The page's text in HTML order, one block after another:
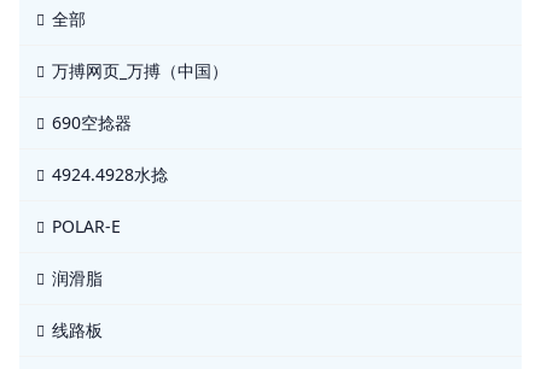
全部
万搏网页_万搏（中国）
690空捻器
4924.4928水捻
POLAR-E
润滑脂
线路板